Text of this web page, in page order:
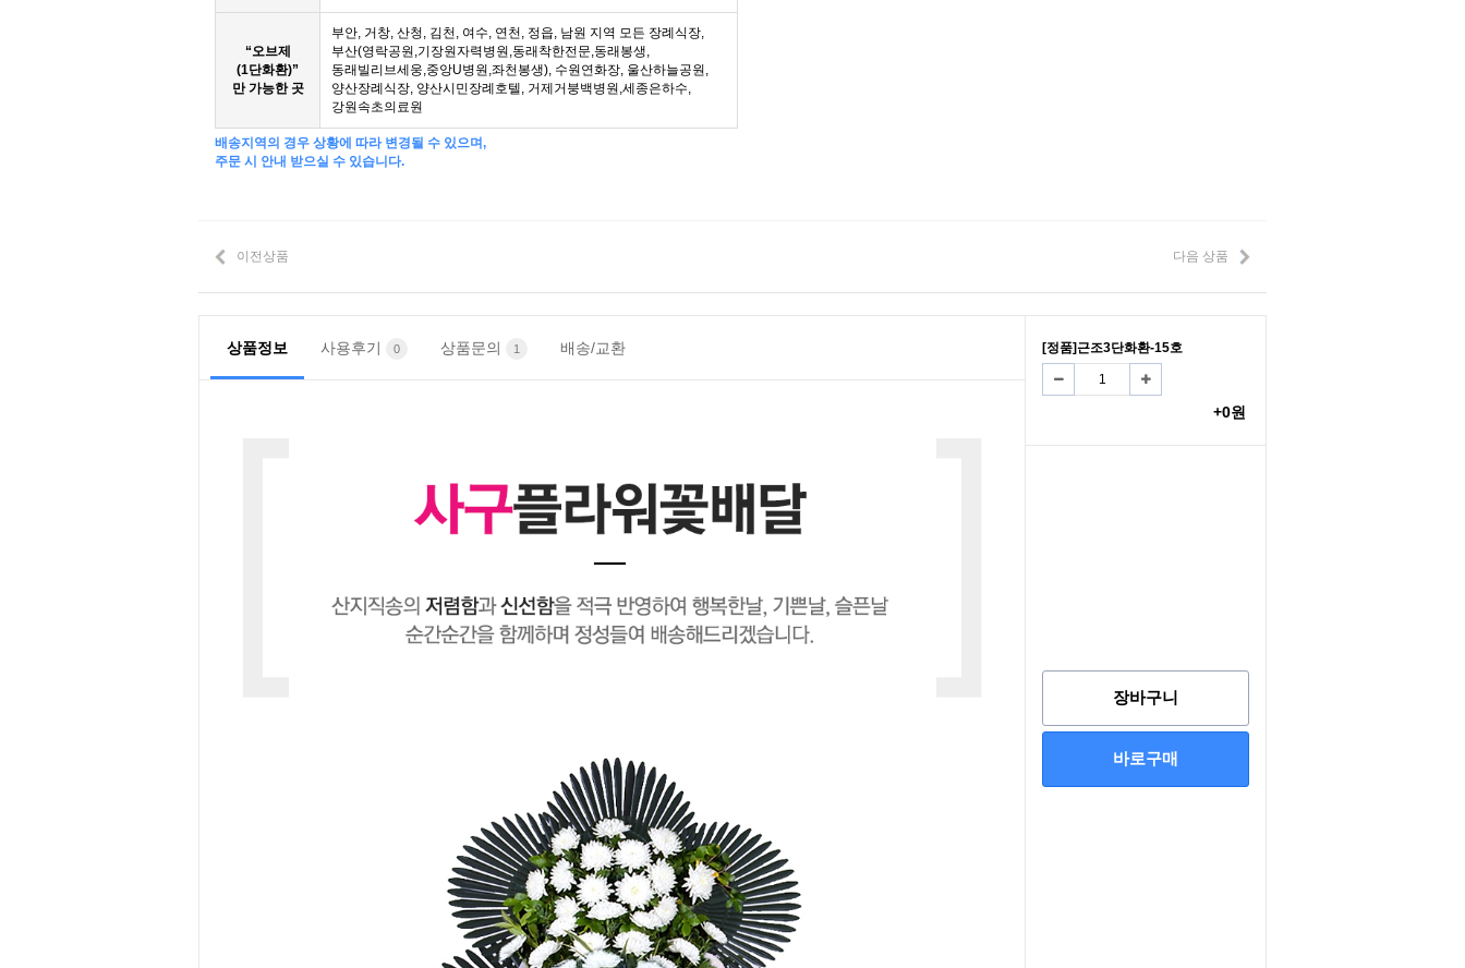
“오브제
(1단화환)”
만 가능한 곳
부안, 거창, 산청, 김천, 여수, 연천, 정읍, 남원 지역 모든 장례식장,
부산(영락공원,기장원자력병원,동래착한전문,동래봉생,
동래빌리브세웅,중앙U병원,좌천봉생), 수원연화장, 울산하늘공원,
양산장례식장, 양산시민장례호텔, 거제거붕백병원,세종은하수,
강원속초의료원
배송지역의 경우 상황에 따라 변경될 수 있으며,
주문 시 안내 받으실 수 있습니다.
이전상품 다음 상품
상품정보 사용후기 0 상품문의 1 배송/교환 [정품]근조3단화환-15호
+0원
장바구니
바로구매